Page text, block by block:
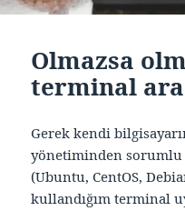
Olmazsa
terminal
Gerek kendi
yönetiminden
(Ubuntu, CentOS,
kullandığım terminal